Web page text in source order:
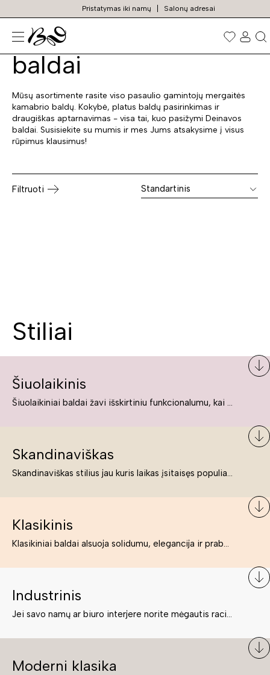
Pristatymas iki namų Salonų adresai
Prekių
paieška
Mergaitės kambario
baldai
Mūsų asortimente rasite viso pasaulio gamintojų mergaitės
kamabrio baldų. Kokybė, platus baldų pasirinkimas ir
draugiškas aptarnavimas - visa tai, kuo pasižymi Deinavos
baldai. Susisiekite su mumis ir mes Jums atsakysime į visus
rūpimus klausimus!
Filtruoti Standartinis
Stiliai
Šiuolaikinis
Šiuolaikiniai baldai žavi išskirtiniu funkcionalumu, kai kurie jų pelnytai net pavadinami meno kūriniais, nes jie tikrai yra išskirtiniai, originalūs ir puikiai atliepiantys į šiuolaikinių žmonių poreikius bei gyvenimo būdo ypatumus.
Skandinaviškas
Skandinaviškas stilius jau kuris laikas įsitaisęs populiariausiųjų sąraše. Namai, butai labai dažnai įrengiami remiantis būtent šio stiliaus ypatumais. Dėl švelnių spalvų, praktiškumo ir estetikos jis masina tuos, kurie neabejingi šviesiem ar neutralių spalvų koloritui, paprastumui, funkcionalumui, natūralumui ir stilingai estetikai. Platų skandinaviškų baldų spektrą rasite „Deinavos baldų“ asortimente.
Klasikinis
Klasikiniai baldai alsuoja solidumu, elegancija ir prabanga. Paprastai jie būna masyvūs, kuria didybės įspūdį. Neabejotinai jie bus geriausias pasirinkimas estetiškam ir rafinuotam klasikiniam namų interjerui. Kartais klasikiniai baldai traktuojami kaip senoviniai, bet tai ne tiesa – klasika yra stilius, neišsemiama elegancija ir rafinuotumas.
Industrinis
Jei savo namų ar biuro interjere norite mėgautis racionaliai išnaudotomis erdvėmis, funkcionalumu ir esate neabejingi tamsesniam koloritui bei praktiškiems sprendimams, tuomet industrinis stilius bus būtent tai, ko Jums reikia. O industrinio stiliaus baldus išsirinksite mūsų asortimente.
Moderni klasika